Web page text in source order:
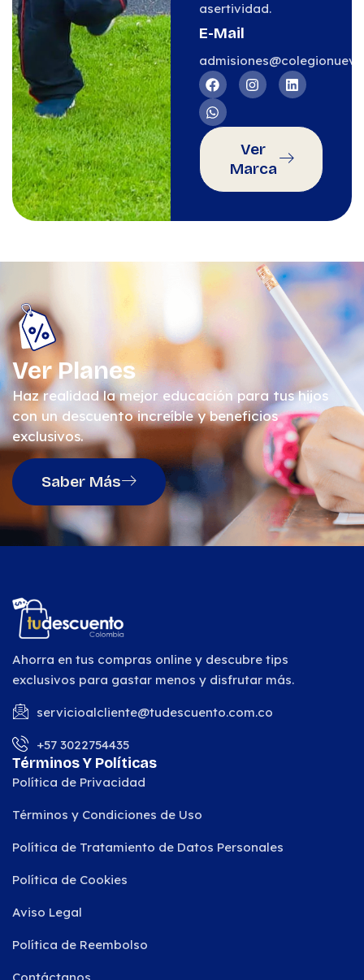
asertividad.
E-Mail
Ver
Marca
Ver Planes
Haz realidad la mejor educación para tus hijos
con un descuento increíble y beneficios
exclusivos.
Saber Más
Ahorra en tus compras online y descubre tips
exclusivos para gastar menos y disfrutar más.
servicioalcliente@tudescuento.com.co
+57 3022754435
Términos Y Políticas
Política de Privacidad
Términos y Condiciones de Uso
Política de Tratamiento de Datos Personales
Política de Cookies
Aviso Legal
Política de Reembolso